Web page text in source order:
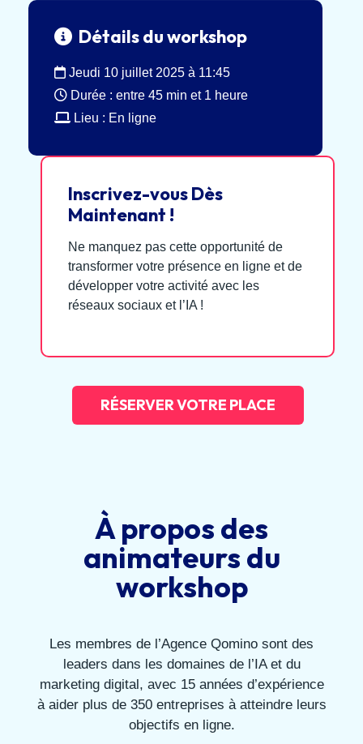
Détails du workshop
Jeudi 10 juillet 2025 à 11:45
Durée : entre 45 min et 1 heure
Lieu : En ligne
Inscrivez-vous Dès
Maintenant !
Ne manquez pas cette opportunité de
transformer votre présence en ligne et de
développer votre activité avec les
réseaux sociaux et l’IA !
RÉSERVER VOTRE PLACE
À propos des
animateurs du
workshop
Les membres de l’Agence Qomino sont des
leaders dans les domaines de l’IA et du
marketing digital, avec 15 années d’expérience
à aider plus de 350 entreprises à atteindre leurs
objectifs en ligne.